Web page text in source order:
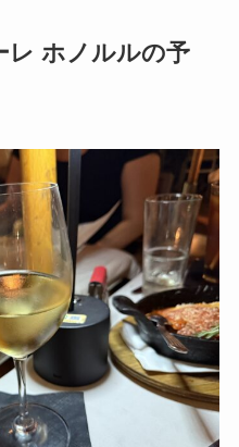
レ ホノルルの予